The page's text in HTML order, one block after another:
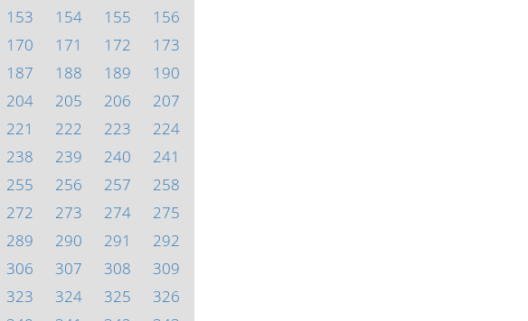
153 154 155
156
170 171 172
173
187 188 189
190
204 205 206
207
221 222 223
224
238 239 240
241
255 256 257
258
272 273 274
275
289 290 291
292
306 307 308
309
323 324 325
326